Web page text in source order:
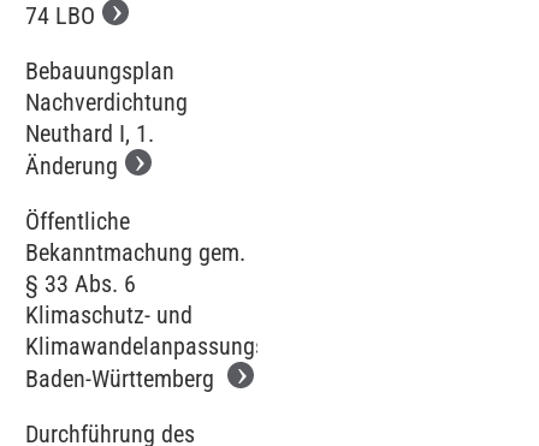
74 LBO
Bebauungsplan
Nachverdichtung
Neuthard I, 1.
Änderung
Öffentliche
Bekanntmachung gem.
§ 33 Abs. 6
Klimaschutz- und
Klimawandelanpassungsgesetz
Baden-Württemberg
Durchführung des